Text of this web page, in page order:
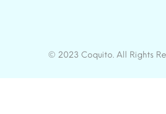
© 2023 Coquito. All Rights